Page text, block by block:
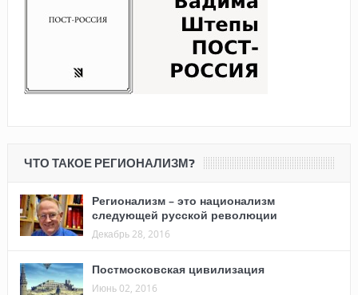
ЧТО ТАКОЕ РЕГИОНАЛИЗМ?
Регионализм – это национализм
следующей русской революции
Декабрь 28, 2016
Постмосковская цивилизация
Июнь 02, 2016